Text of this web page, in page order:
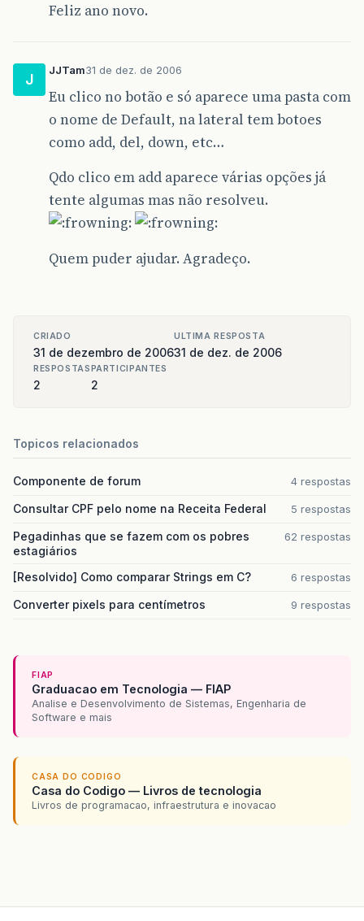
Feliz ano novo.
J
JJTam31 de dez. de 2006
Eu clico no botão e só aparece uma pasta com
o nome de Default, na lateral tem botoes
como add, del, down, etc…
Qdo clico em add aparece várias opções já
tente algumas mas não resolveu.
Quem puder ajudar. Agradeço.
CRIADO
31 de dezembro de 2006
ULTIMA RESPOSTA
31 de dez. de 2006
RESPOSTAS
2
PARTICIPANTES
2
Topicos relacionados
Componente de forum 4 respostas
Consultar CPF pelo nome na Receita Federal 5 respostas
Pegadinhas que se fazem com os pobres
estagiários
62 respostas
[Resolvido] Como comparar Strings em C? 6 respostas
Converter pixels para centímetros 9 respostas
FIAP
Graduacao em Tecnologia — FIAP
Analise e Desenvolvimento de Sistemas, Engenharia de
Software e mais
CASA DO CODIGO
Casa do Codigo — Livros de tecnologia
Livros de programacao, infraestrutura e inovacao